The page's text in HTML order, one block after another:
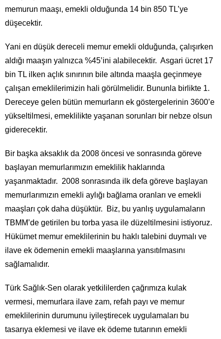
memurun maaşı, emekli olduğunda 14 bin 850 TL’ye
düşecektir.
Yani en düşük dereceli memur emekli olduğunda, çalışırken
aldığı maaşın yalnızca %45’ini alabilecektir. Asgari ücret 17
bin TL ilken açlık sınırının bile altında maaşla geçinmeye
çalışan emeklilerimizin hali görülmelidir. Bununla birlikte 1.
Dereceye gelen bütün memurların ek göstergelerinin 3600’e
yükseltilmesi, emeklilikte yaşanan sorunları bir nebze olsun
giderecektir.
Bir başka aksaklık da 2008 öncesi ve sonrasında göreve
başlayan memurlarımızın emeklilik haklarında
yaşanmaktadır. 2008 sonrasında ilk defa göreve başlayan
memurlarımızın emekli aylığı bağlama oranları ve emekli
maaşları çok daha düşüktür. Biz, bu yanlış uygulamaların
TBMM’de getirilen bu torba yasa ile düzeltilmesini istiyoruz.
Hükümet memur emeklilerinin bu haklı talebini duymalı ve
ilave ek ödemenin emekli maaşlarına yansıtılmasını
sağlamalıdır.
Türk Sağlık-Sen olarak yetkililerden çağrımıza kulak
vermesi, memurlara ilave zam, refah payı ve memur
emeklilerinin durumunu iyileştirecek uygulamaları bu
tasarıya eklemesi ve ilave ek ödeme tutarının emekli